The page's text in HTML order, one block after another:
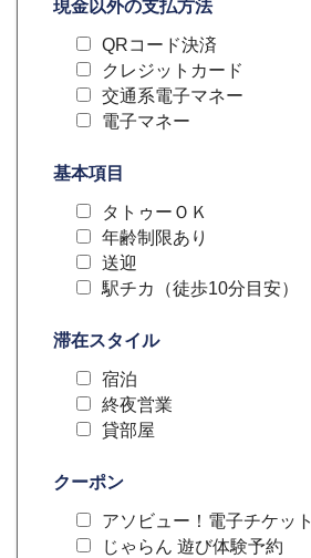
現金以外の支払方法
QRコード決済
クレジットカード
交通系電子マネー
電子マネー
基本項目
タトゥーＯＫ
年齢制限あり
送迎
駅チカ（徒歩10分目安）
滞在スタイル
宿泊
終夜営業
貸部屋
クーポン
アソビュー！電子チケット
じゃらん 遊び体験予約